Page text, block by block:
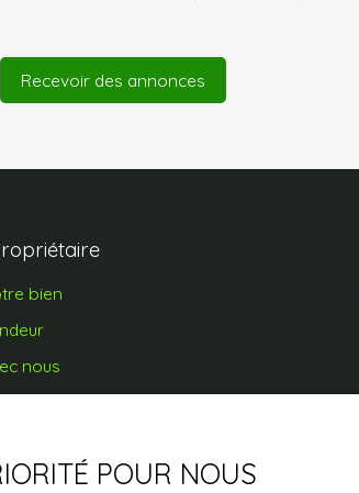
Recevoir des annonces
bien
nous
POUR NOUS